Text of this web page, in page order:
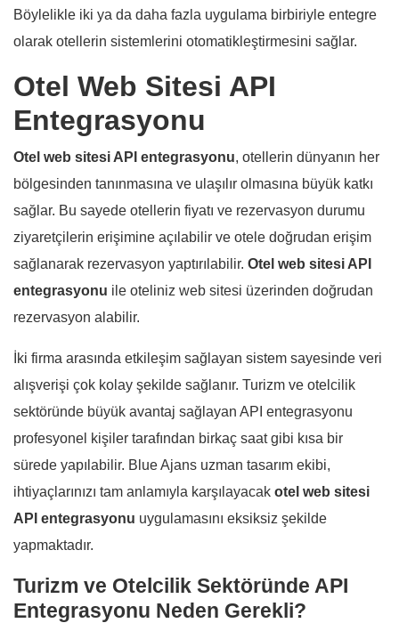
Böylelikle iki ya da daha fazla uygulama birbiriyle entegre
olarak otellerin sistemlerini otomatikleştirmesini sağlar.
Otel Web Sitesi API
Entegrasyonu
Otel web sitesi API entegrasyonu, otellerin dünyanın her
bölgesinden tanınmasına ve ulaşılır olmasına büyük katkı
sağlar. Bu sayede otellerin fiyatı ve rezervasyon durumu
ziyaretçilerin erişimine açılabilir ve otele doğrudan erişim
sağlanarak rezervasyon yaptırılabilir. Otel web sitesi API
entegrasyonu ile oteliniz web sitesi üzerinden doğrudan
rezervasyon alabilir.
İki firma arasında etkileşim sağlayan sistem sayesinde veri
alışverişi çok kolay şekilde sağlanır. Turizm ve otelcilik
sektöründe büyük avantaj sağlayan API entegrasyonu
profesyonel kişiler tarafından birkaç saat gibi kısa bir
sürede yapılabilir. Blue Ajans uzman tasarım ekibi,
ihtiyaçlarınızı tam anlamıyla karşılayacak otel web sitesi
API entegrasyonu uygulamasını eksiksiz şekilde
yapmaktadır.
Turizm ve Otelcilik Sektöründe API
Entegrasyonu Neden Gerekli?